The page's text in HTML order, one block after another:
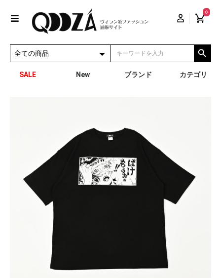
0
SALE New ブランド カテゴリ